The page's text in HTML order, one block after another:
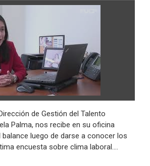
de Gestión del Talento
Palma, nos recibe en su oficina
luego de darse a conocer los
encuesta sobre clima laboral.…